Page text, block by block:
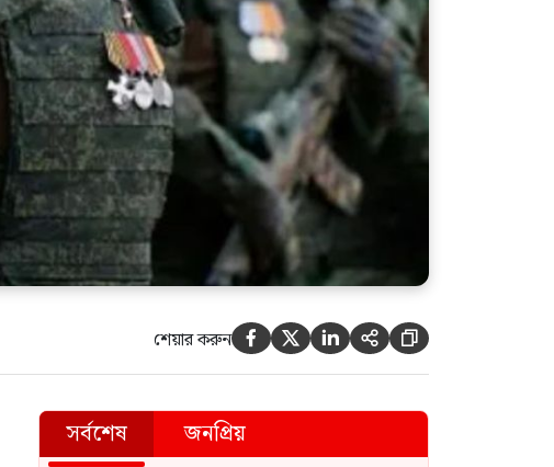
শেয়ার করুন     
সর্বশেষ জনপ্রিয়